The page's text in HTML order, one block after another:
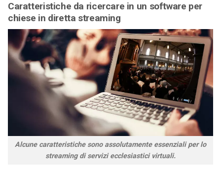
Caratteristiche da ricercare in un software per
chiese in diretta streaming
Alcune caratteristiche sono assolutamente essenziali per lo
streaming di servizi ecclesiastici virtuali.